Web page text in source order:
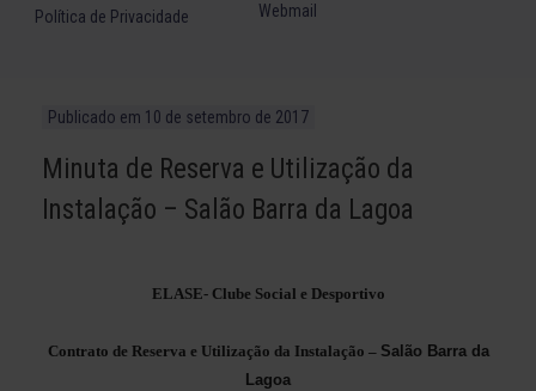
Política de Privacidade
Webmail
Publicado em 10 de setembro de 2017
Minuta de Reserva e Utilização da
Instalação – Salão Barra da Lagoa
ELASE- Clube Social e Desportivo
Contrato de Reserva e Utilização da Instalação – Salão Barra da
Lagoa